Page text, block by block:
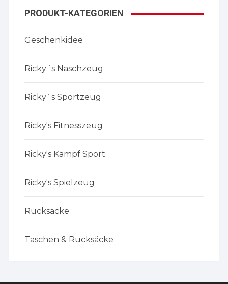
PRODUKT-KATEGORIEN
Geschenkidee
Ricky´s Naschzeug
Ricky´s Sportzeug
Ricky's Fitnesszeug
Ricky's Kampf Sport
Ricky's Spielzeug
Rucksäcke
Taschen & Rucksäcke